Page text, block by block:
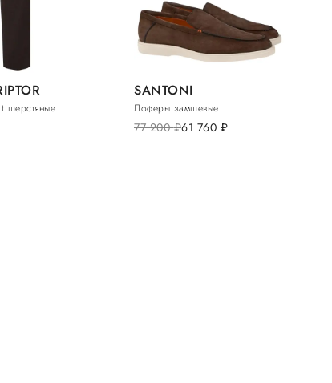
шерстяные
SANTONI
Лоферы замшевые
77 200руб.61 760 руб.